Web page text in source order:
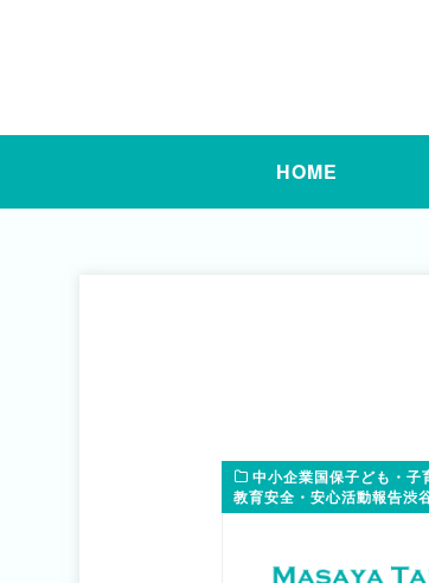
HOME
中小企業国保子ども・子
教育安全・安心活動報告渋